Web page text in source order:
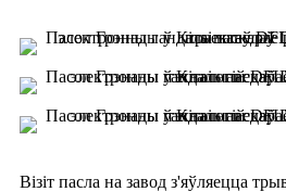
Візіт пасла на завод з'яўляецца